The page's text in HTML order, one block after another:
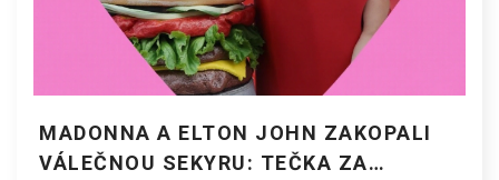
MADONNA A ELTON JOHN ZAKOPALI
VÁLEČNOU SEKYRU: TEČKA ZA